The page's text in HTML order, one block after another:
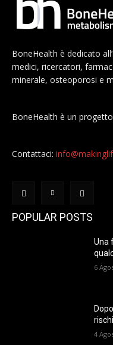
BoneHealth è dedicato
medici, ricercatori,
minerale, osteoporosi e
BoneHealth è un
Contattaci:
POPULAR POSTS
Una
6
4